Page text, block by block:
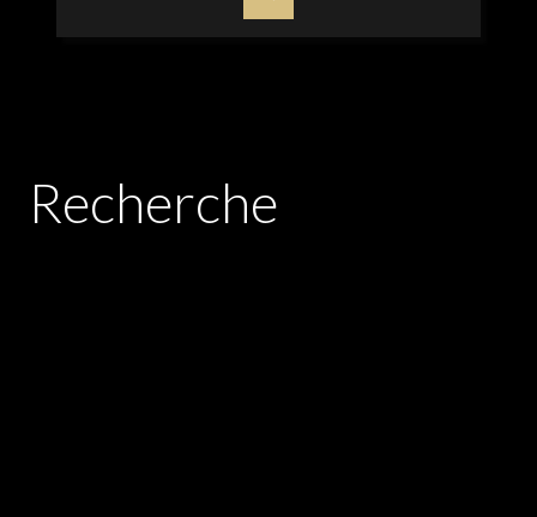
Recherche